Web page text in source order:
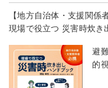
【地方自治体・支援関係
現場で役立つ 災害時炊き
避
的